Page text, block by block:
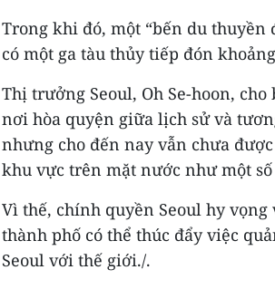
Trong khi đó, một “bến du thuyền
có một ga tàu thủy tiếp đón
Thị trưởng Seoul, Oh Se-hoon,
nơi hòa quyện giữa lịch sử và
nhưng cho đến nay vẫn chưa
khu vực trên mặt nước như một
Vì thế, chính quyền Seoul hy
thành phố có thể thúc đẩy việc
Seoul với thế giới./.